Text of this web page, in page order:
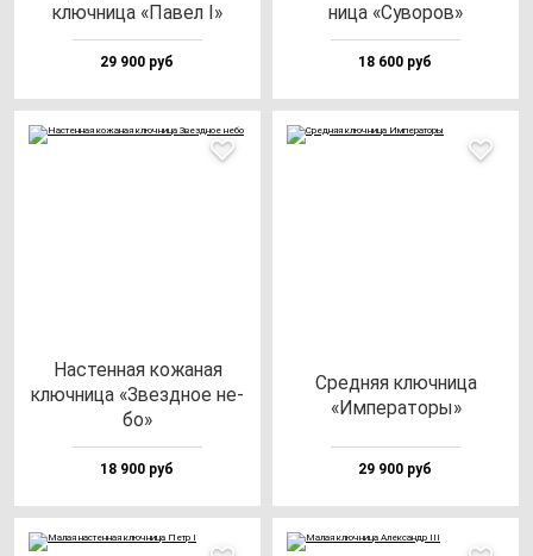
ключ­ни­ца «Павел I»
29 900 руб
ни­ца «Суво­ров»
18 600 руб
Нас­тен­ная ко­жа­ная
ключ­ни­ца «Звез­дное не­
бо»
18 900 руб
Сред­няя ключ­ни­ца
«Импе­ра­то­ры»
29 900 руб